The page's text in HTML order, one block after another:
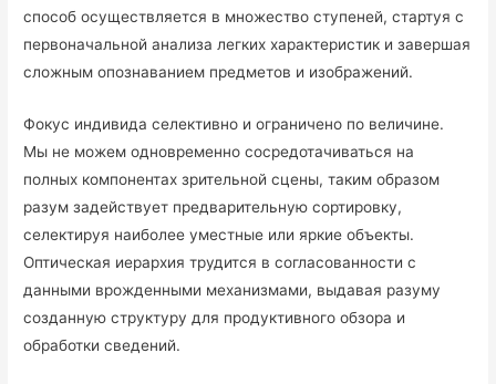
способ осуществляется в множество ступеней, стартуя с
первоначальной анализа легких характеристик и завершая
сложным опознаванием предметов и изображений.
Фокус индивида селективно и ограничено по величине.
Мы не можем одновременно сосредотачиваться на
полных компонентах зрительной сцены, таким образом
разум задействует предварительную сортировку,
селектируя наиболее уместные или яркие объекты.
Оптическая иерархия трудится в согласованности с
данными врожденными механизмами, выдавая разуму
созданную структуру для продуктивного обзора и
обработки сведений.